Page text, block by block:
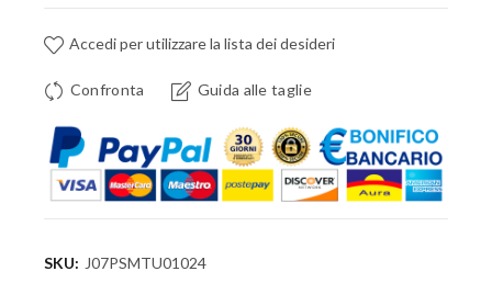
Accedi per utilizzare la lista dei desideri
Confronta Guida alle taglie
SKU: J07PSMTU01024